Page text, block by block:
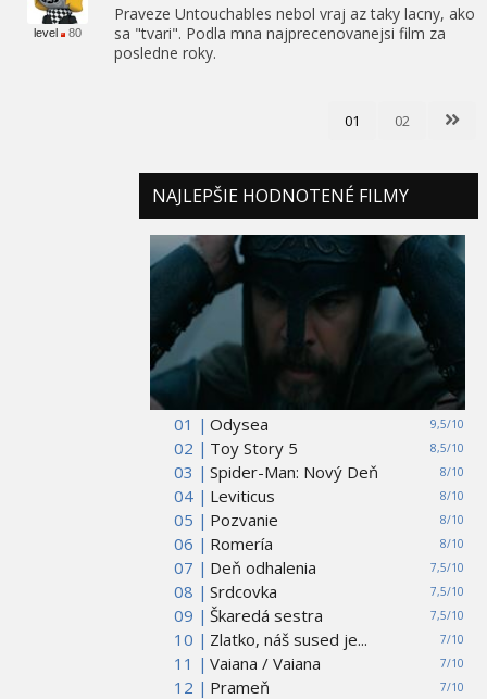
level 80
Praveze Untouchables nebol vraj az taky lacny, ako
sa "tvari". Podla mna najprecenovanejsi film za
posledne roky.
01 02
NAJLEPŠIE HODNOTENÉ FILMY
01 | 9,5/10
Odysea
02 |
8,5/10
Toy Story 5
03 |
8/10
Spider-Man: Nový Deň
04 |
8/10
Leviticus
05 |
8/10
Pozvanie
06 |
8/10
Romería
07 |
7,5/10
Deň odhalenia
08 |
7,5/10
Srdcovka
09 |
7,5/10
Škaredá sestra
10 |
7/10
Zlatko, náš sused je...
11 |
7/10
Vaiana / Vaiana
12 |
7/10
Prameň